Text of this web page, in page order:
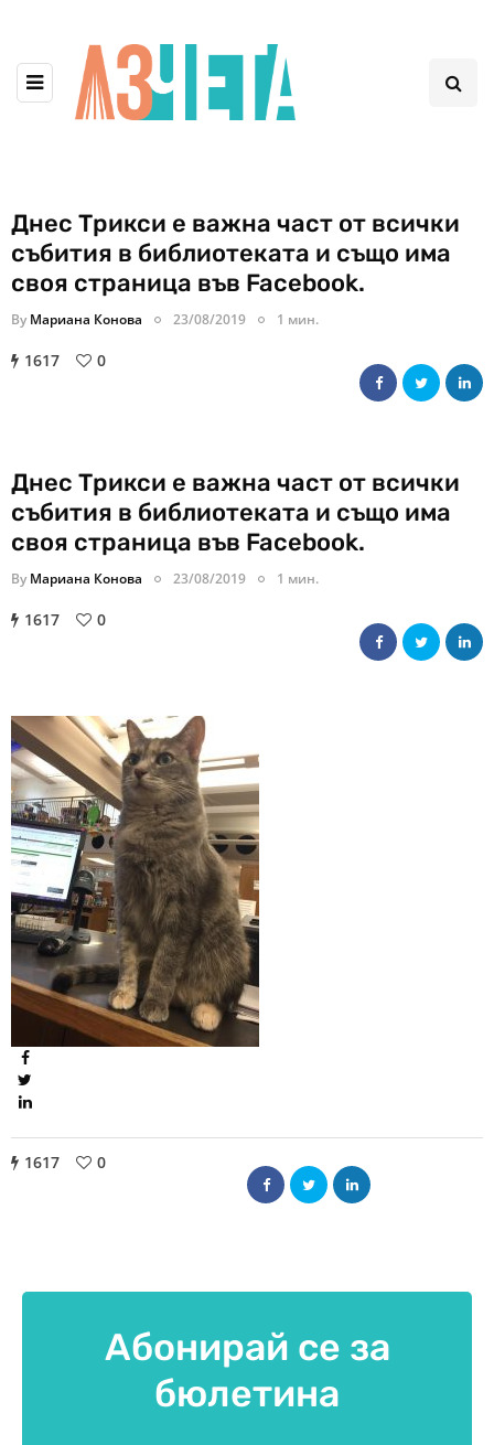
Днес Трикси е важна част от всички
събития в библиотеката и също има
своя страница във Facebook.
By Мариана Конова 23/08/2019 1 мин.
1617 0
Днес Трикси е важна част от всички
събития в библиотеката и също има
своя страница във Facebook.
By Мариана Конова 23/08/2019 1 мин.
1617 0
1617 0
Абонирай се за
бюлетина